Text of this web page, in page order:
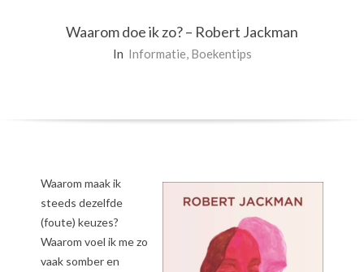
Waarom doe ik zo? – Robert Jackman
In Informatie, Boekentips
Waarom maak ik
steeds dezelfde
(foute) keuzes?
Waarom voel ik me zo
vaak somber en